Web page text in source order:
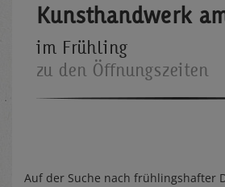
Kunsthandwerk
im Frühling
zu den Öffnungszeiten
Auf der Suche nach frühlingshafter